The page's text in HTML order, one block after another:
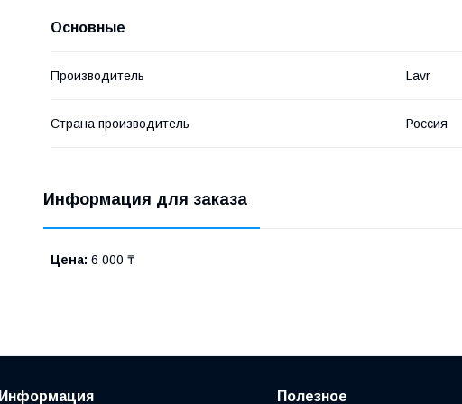
Основные
Производитель Lavr
Страна производитель Россия
Информация для заказа
Цена: 6 000 ₸
Информация Полезное